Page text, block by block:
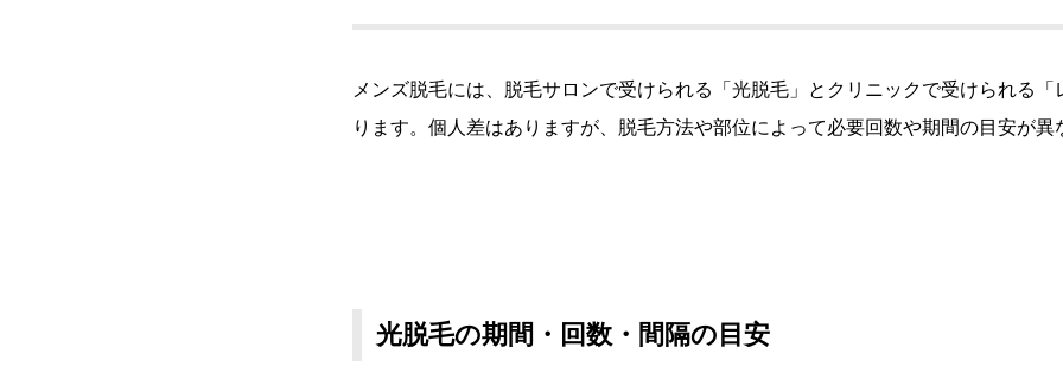
メンズ脱毛には、脱毛サロンで受けられる「光脱毛」とクリニックで受けられる「
ります。個人差はありますが、脱毛方法や部位によって必要回数や期間の目安が異
光脱毛の期間・回数・間隔の目安